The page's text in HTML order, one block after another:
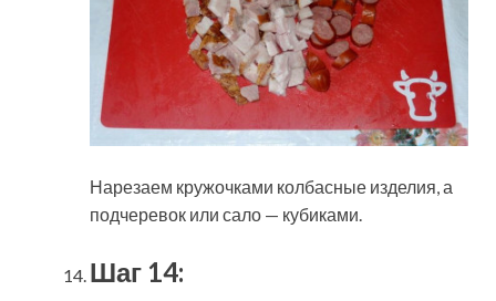
Нарезаем кружочками колбасные изделия, а
подчеревок или сало — кубиками.
Шаг 14: